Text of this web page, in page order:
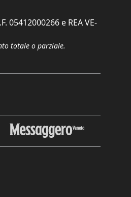
05412000266 e REA VE-
totale o parziale.